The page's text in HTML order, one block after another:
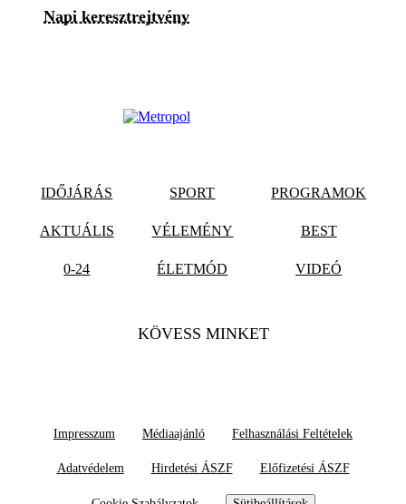
Napi keresztrejtvény
IDŐJÁRÁS SPORT PROGRAMOK
AKTUÁLIS VÉLEMÉNY BEST
0-24 ÉLETMÓD VIDEÓ
KÖVESS MINKET
Impresszum Médiaajánló Felhasználási Feltételek
Adatvédelem Hirdetési ÁSZF Előfizetési ÁSZF